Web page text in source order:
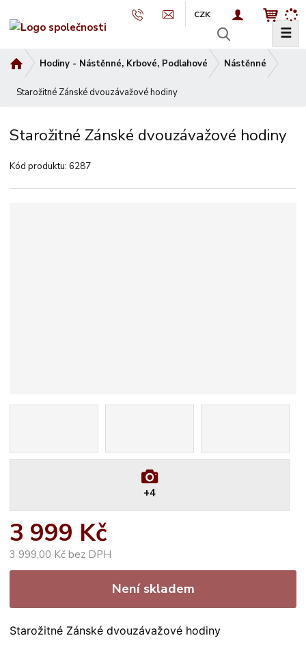
CZK
h
a
☰
v
o
í
t
Hodiny - Nástěnné, Krbové, Podlahové Nástěnné
Starožitné Zánské dvouzávažové hodiny
Starožitné Zánské dvouzávažové hodiny
Kód produktu:6287
+4
3 999 Kč
3 999,00 Kč bez DPH
Není skladem
Starožitné Zánské dvouzávažové hodiny